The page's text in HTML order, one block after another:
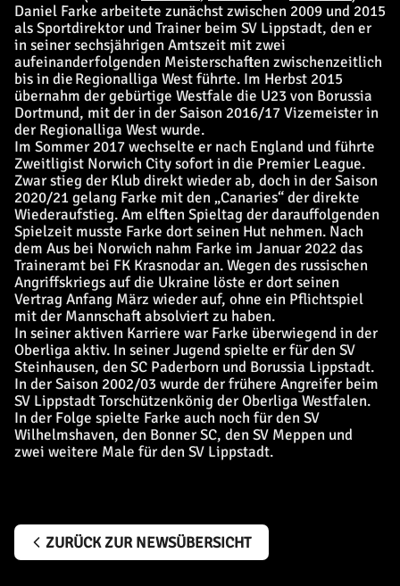
Daniel Farke arbeitete zunächst zwischen 2009 und 2015
als Sportdirektor und Trainer beim SV Lippstadt, den er
in seiner sechsjährigen Amtszeit mit zwei
aufeinanderfolgenden Meisterschaften zwischenzeitlich
bis in die Regionalliga West führte. Im Herbst 2015
übernahm der gebürtige Westfale die U23 von Borussia
Dortmund, mit der in der Saison 2016/17 Vizemeister in
der Regionalliga West wurde.
Im Sommer 2017 wechselte er nach England und führte
Zweitligist Norwich City sofort in die Premier League.
Zwar stieg der Klub direkt wieder ab, doch in der Saison
2020/21 gelang Farke mit den „Canaries“ der direkte
Wiederaufstieg. Am elften Spieltag der darauffolgenden
Spielzeit musste Farke dort seinen Hut nehmen. Nach
dem Aus bei Norwich nahm Farke im Januar 2022 das
Traineramt bei FK Krasnodar an. Wegen des russischen
Angriffskriegs auf die Ukraine löste er dort seinen
Vertrag Anfang März wieder auf, ohne ein Pflichtspiel
mit der Mannschaft absolviert zu haben.
In seiner aktiven Karriere war Farke überwiegend in der
Oberliga aktiv. In seiner Jugend spielte er für den SV
Steinhausen, den SC Paderborn und Borussia Lippstadt.
In der Saison 2002/03 wurde der frühere Angreifer beim
SV Lippstadt Torschützenkönig der Oberliga Westfalen.
In der Folge spielte Farke auch noch für den SV
Wilhelmshaven, den Bonner SC, den SV Meppen und
zwei weitere Male für den SV Lippstadt.
ZURÜCK ZUR NEWSÜBERSICHT